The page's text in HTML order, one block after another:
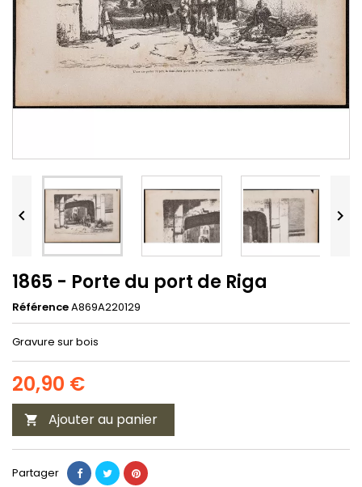
 
1865 - Porte du port de Riga
RéférenceA869A220129
Gravure sur bois
20,90 €
 Ajouter au panier
Partager